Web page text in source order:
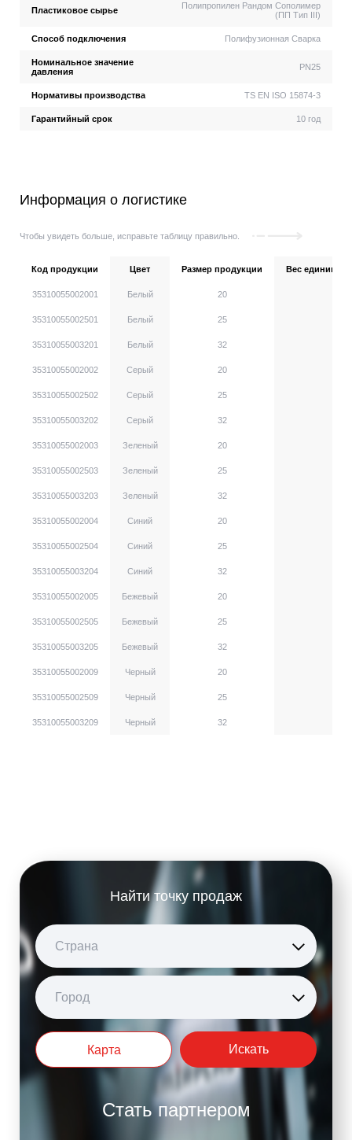
Пластиковое сырье
Полипропилен Рандом Сополимер
(ПП Тип III)
Способ подключения Полифузионная Сварка
Номинальное значение
давления
PN25
Нормативы производства TS EN ISO 15874-3
Гарантийный срок 10 год
Информация о логистике
Чтобы увидеть больше, исправьте таблицу правильно.
Код продукции Цвет Размер продукции Вес единицы, г
35310055002001 Белый 20
35310055002501 Белый 25
35310055003201 Белый 32
35310055002002 Серый 20
35310055002502 Серый 25
35310055003202 Серый 32
35310055002003 Зеленый 20
35310055002503 Зеленый 25
35310055003203 Зеленый 32
35310055002004 Синий 20
35310055002504 Синий 25
35310055003204 Синий 32
35310055002005 Бежевый 20
35310055002505 Бежевый 25
35310055003205 Бежевый 32
35310055002009 Черный 20
35310055002509 Черный 25
35310055003209 Черный 32
Найти точку продаж
Страна
Город
Карта Искать
Стать партнером